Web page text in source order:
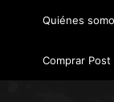
Quiénes
Comprar